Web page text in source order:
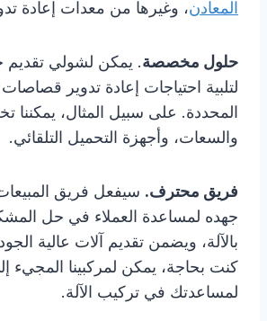
المعادن، وغيرها من معدات إعادة
حلول مخصصة. يمكن لشولي
لتلبية احتياجات إعادة تدوير قصاصات
المحددة. على سبيل المثال، يمكننا
والسعات، وأجهزة التحميل التلقائي.
فريق محترف. سيفعل فريق
جهده لمساعدة العملاء في حل
بالآلة، ويضمن تقديم آلات عالية
كنت بحاجة، يمكن لمركبينا المجيء
لمساعدتك في تركيب الآلة.